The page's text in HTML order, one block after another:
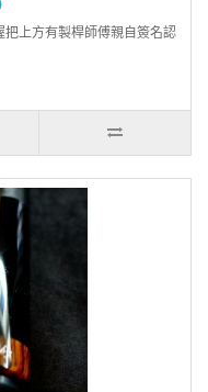
上方有製桿師傅親自簽名認